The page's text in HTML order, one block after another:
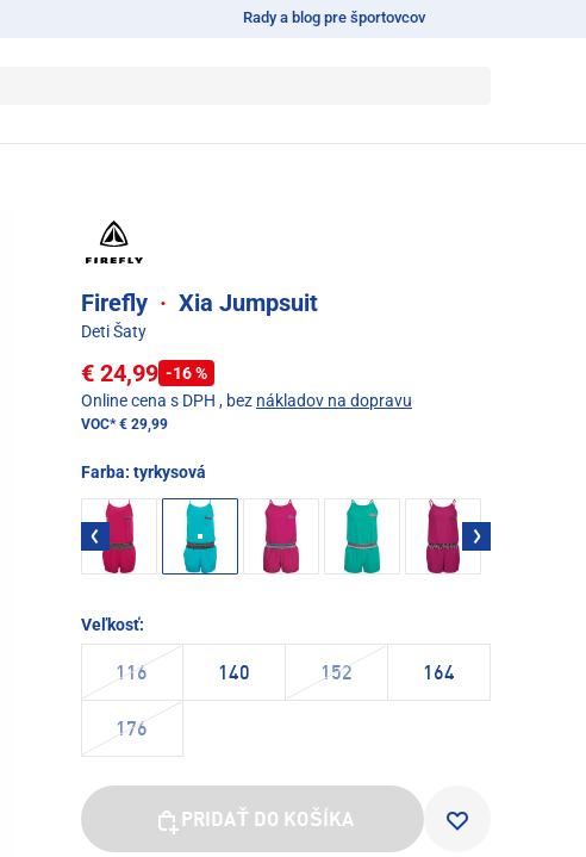
Rady a blog pre športovcov
Firefly · Xia Jumpsuit
Deti Šaty
€ 24,99 -16 %
Online cena s DPH , bez nákladov na dopravu
VOC*€ 29,99
Farba: tyrkysová
Veľkosť:
116 140 152 164
176
PRIDAŤ DO KOŠÍKA